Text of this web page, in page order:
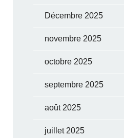
Décembre 2025
novembre 2025
octobre 2025
septembre 2025
août 2025
juillet 2025